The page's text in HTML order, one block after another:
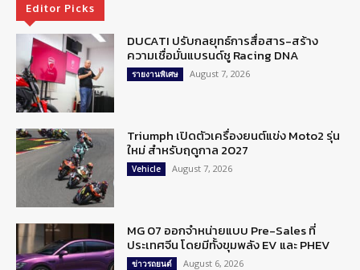
Editor Picks
DUCATI ปรับกลยุทธ์การสื่อสาร-สร้าง
ความเชื่อมั่นแบรนด์ชู Racing DNA
รายงานพิเศษ August 7, 2026
Triumph เปิดตัวเครื่องยนต์แข่ง Moto2 รุ่น
ใหม่ สำหรับฤดูกาล 2027
Vehicle August 7, 2026
MG 07 ออกจำหน่ายแบบ Pre-Sales ที่
ประเทศจีน โดยมีทั้งขุมพลัง EV และ PHEV
ข่าวรถยนต์ August 6, 2026